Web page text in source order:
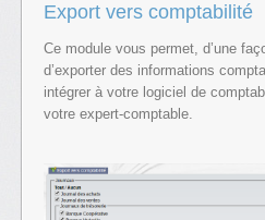
Export vers comptabilité
Ce module vous permet, d’une
d’exporter des informations
intégrer à votre logiciel de
votre expert-comptable.